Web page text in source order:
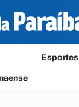
Esportes